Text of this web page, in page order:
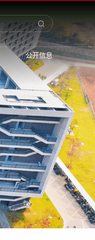
公开信息